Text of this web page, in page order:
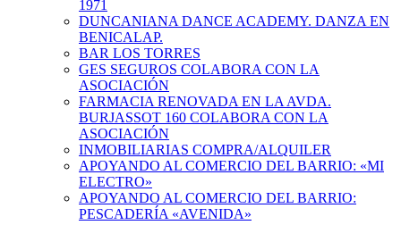
1971
DUNCANIANA DANCE ACADEMY. DANZA EN
BENICALAP.
BAR LOS TORRES
GES SEGUROS COLABORA CON LA
ASOCIACIÓN
FARMACIA RENOVADA EN LA AVDA.
BURJASSOT 160 COLABORA CON LA
ASOCIACIÓN
INMOBILIARIAS COMPRA/ALQUILER
APOYANDO AL COMERCIO DEL BARRIO: «MI
ELECTRO»
APOYANDO AL COMERCIO DEL BARRIO:
PESCADERÍA «AVENIDA»